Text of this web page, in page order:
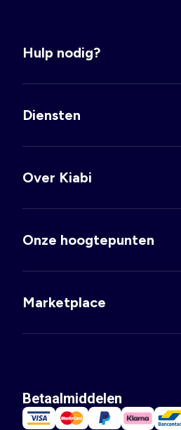
Hulp nodig?
Diensten
Over Kiabi
Onze hoogtepunten
Marketplace
Betaalmiddelen